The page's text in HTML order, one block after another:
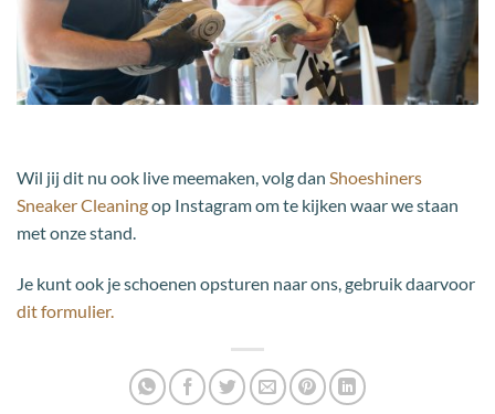
Wil jij dit nu ook live meemaken, volg dan Shoeshiners
Sneaker Cleaningop Instagram om te kijken waar we staan
met onze stand.
Je kunt ook je schoenen opsturen naar ons, gebruik daarvoor
dit formulier.